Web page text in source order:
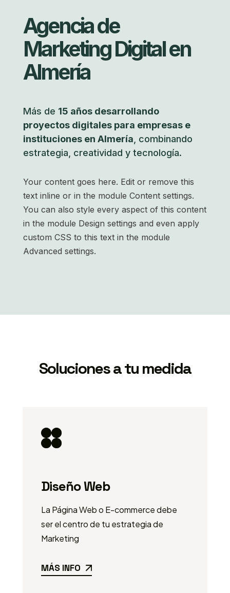
Agencia de
Marketing Digital en
Almería
Más de 15 años desarrollando
proyectos digitales para empresas e
instituciones en Almería , combinando
estrategia, creatividad y tecnología.
Your content goes here. Edit or remove this
text inline or in the module Content settings.
You can also style every aspect of this content
in the module Design settings and even apply
custom CSS to this text in the module
Advanced settings.
Soluciones a tu medida
Diseño Web
La Página Web o E-commerce debe
ser el centro de tu estrategia de
Marketing
MÁS INFO